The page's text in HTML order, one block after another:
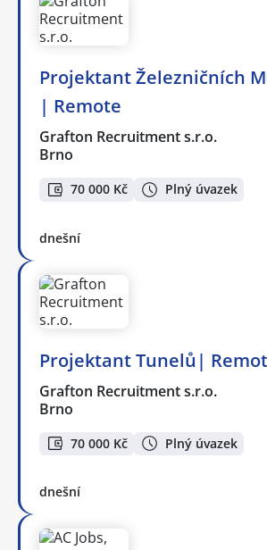
Projektant Železničních
| Remote
Grafton Recruitment s.r.o.
Brno
70 000 Kč Plný úvazek
dnešní
Projektant Tunelů|
Grafton Recruitment s.r.o.
Brno
70 000 Kč Plný úvazek
dnešní